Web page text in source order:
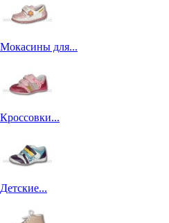
Мокасины для...
Кроссовки...
Детские...